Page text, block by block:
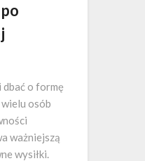
dbać o formę
osób
ważniejszą
wysiłki.